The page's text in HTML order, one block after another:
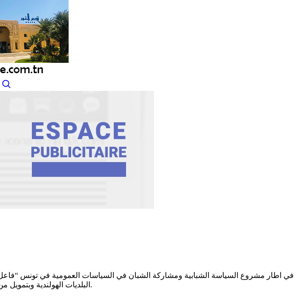
في اطار مشروع السياسة الشبابية ومشاركة الشبان في السياسات العمومية في تونس
البلديات الهولندية وبتمويل من الاتحاد الأوروبي وبدعم من مملكة هولندا حفل تدشين ملعب كرة القدم المصغرة في بلدية الصمار بولاية تطاوين.